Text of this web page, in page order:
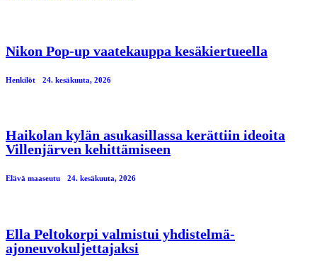
Nikon Pop-up vaatekauppa kesäkiertueella
Henkilöt 24. kesäkuuta, 2026
Haikolan kylän asukasillassa kerättiin ideoita
Villenjärven kehittämiseen
Elävä maaseutu 24. kesäkuuta, 2026
Ella Peltokorpi valmistui yhdistelmä-
ajoneuvokuljettajaksi